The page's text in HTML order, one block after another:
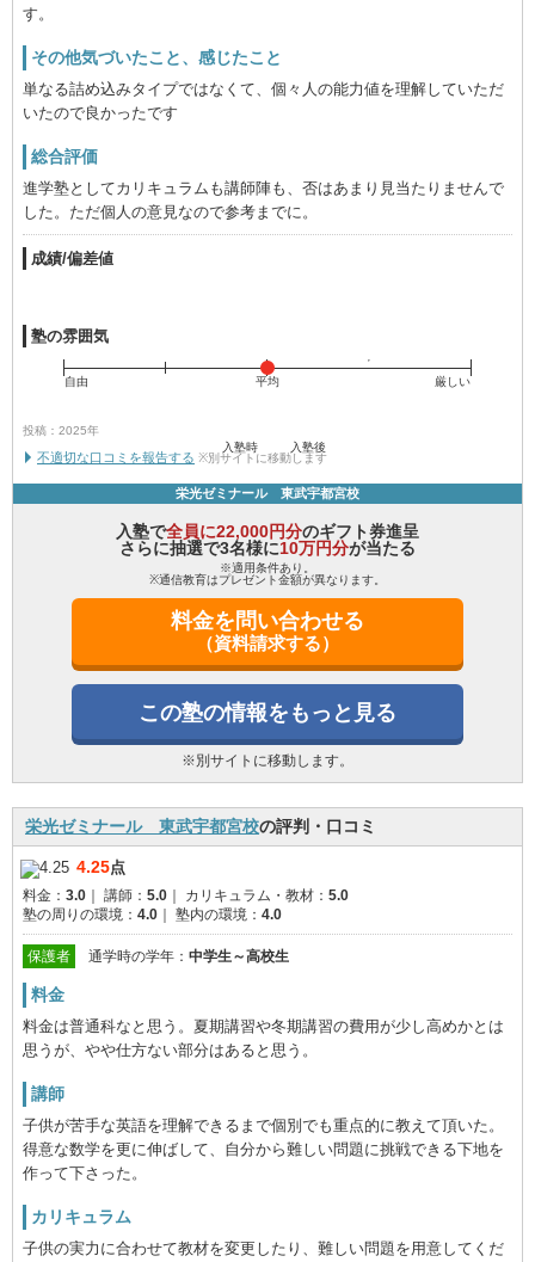
す。
その他気づいたこと、感じたこと
単なる詰め込みタイプではなくて、個々人の能力値を理解していただ
いたので良かったです
総合評価
進学塾としてカリキュラムも講師陣も、否はあまり見当たりませんで
した。ただ個人の意見なので参考までに。
成績/偏差値
入塾時 入塾後
塾の雰囲気
自由 平均 厳しい
投稿：2025年
不適切な口コミを報告する ※別サイトに移動します
栄光ゼミナール 東武宇都宮校
入塾で全員に22,000円分のギフト券進呈
さらに抽選で3名様に10万円分が当たる
※適用条件あり。
※通信教育はプレゼント金額が異なります。
料金を問い合わせる
（資料請求する）
この塾の情報をもっと見る
※別サイトに移動します。
栄光ゼミナール 東武宇都宮校の評判・口コミ
4.25点
料金： 3.0 講師： 5.0 カリキュラム・教材： 5.0
塾の周りの環境： 4.0 塾内の環境： 4.0
保護者 通学時の学年： 中学生～高校生
料金
料金は普通科なと思う。夏期講習や冬期講習の費用が少し高めかとは
思うが、やや仕方ない部分はあると思う。
講師
子供が苦手な英語を理解できるまで個別でも重点的に教えて頂いた。
得意な数学を更に伸ばして、自分から難しい問題に挑戦できる下地を
作って下さった。
カリキュラム
子供の実力に合わせて教材を変更したり、難しい問題を用意してくだ